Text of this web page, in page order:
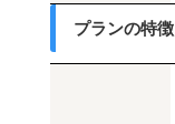
プランの特徴